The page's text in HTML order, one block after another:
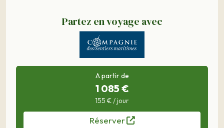
Partez en voyage avec
A partir de
1 085 €
155 € / jour
Réserver